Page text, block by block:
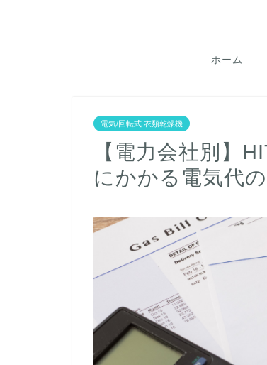
ホーム
電気/回転式 衣類乾燥機
【電力会社別】
にかかる電気代